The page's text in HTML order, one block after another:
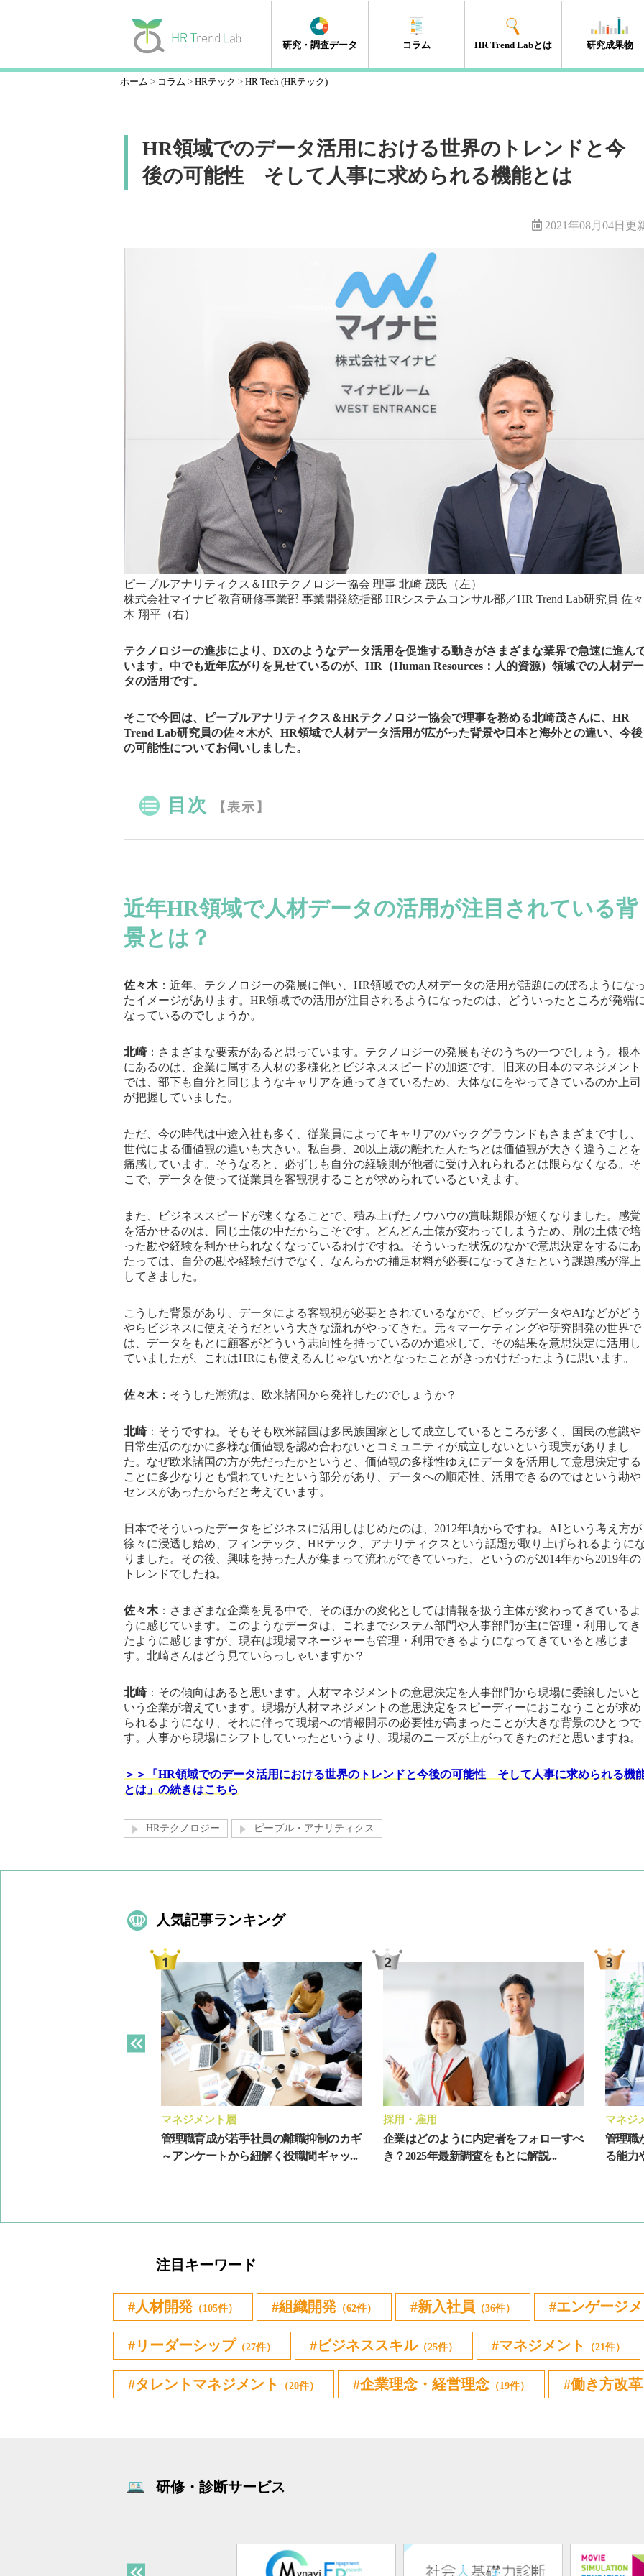
研究・調査データ コラム HR Trend Labとは 研究成果物
ホーム コラム HRテック HR Tech (HRテック)
HR領域でのデータ活用における世界のトレンドと今
後の可能性 そして人事に求められる機能とは
2021年08月04日更
ピープルアナリティクス＆HRテクノロジー協会 理事 北崎 茂氏（左）
株式会社マイナビ 教育研修事業部 事業開発統括部 HRシステムコンサル部／HR Trend Lab研究員 佐々
木 翔平（右）
テクノロジーの進歩により、DXのようなデータ活用を促進する動きがさまざまな業界で急速に進ん
います。中でも近年広がりを見せているのが、HR（Human Resources：人的資源）領域での人材デー
タの活用です。
そこで今回は、ピープルアナリティクス＆HRテクノロジー協会で理事を務める北崎茂さんに、HR
Trend Lab研究員の佐々木が、HR領域で人材データ活用が広がった背景や日本と海外との違い、今後
の可能性についてお伺いしました。
目次 【表示】
近年HR領域で人材データの活用が注目されている背
景とは？
佐々木：近年、テクノロジーの発展に伴い、HR領域での人材データの活用が話題にのぼるようにな
たイメージがあります。HR領域での活用が注目されるようになったのは、どういったところが発端
なっているのでしょうか。
北崎：さまざまな要素があると思っています。テクノロジーの発展もそのうちの一つでしょう。根本
にあるのは、企業に属する人材の多様化とビジネススピードの加速です。旧来の日本のマネジメント
では、部下も自分と同じようなキャリアを通ってきているため、大体なにをやってきているのか上司
が把握していました。
ただ、今の時代は中途入社も多く、従業員によってキャリアのバックグラウンドもさまざまですし、
世代による価値観の違いも大きい。私自身、20以上歳の離れた人たちとは価値観が大きく違うことを
痛感しています。そうなると、必ずしも自分の経験則が他者に受け入れられるとは限らなくなる。そ
こで、データを使って従業員を客観視することが求められているといえます。
また、ビジネススピードが速くなることで、積み上げたノウハウの賞味期限が短くなりました。感覚
を活かせるのは、同じ土俵の中だからこそです。どんどん土俵が変わってしまうため、別の土俵で培
った勘や経験を利かせられなくなっているわけですね。そういった状況のなかで意思決定をするにあ
たっては、自分の勘や経験だけでなく、なんらかの補足材料が必要になってきたという課題感が浮上
してきました。
こうした背景があり、データによる客観視が必要とされているなかで、ビッグデータやAIなどがどう
やらビジネスに使えそうだという大きな流れがやってきた。元々マーケティングや研究開発の世界で
は、データをもとに顧客がどういう志向性を持っているのか追求して、その結果を意思決定に活用し
ていましたが、これはHRにも使えるんじゃないかとなったことがきっかけだったように思います。
佐々木：そうした潮流は、欧米諸国から発祥したのでしょうか？
北崎：そうですね。そもそも欧米諸国は多民族国家として成立しているところが多く、国民の意識や
日常生活のなかに多様な価値観を認め合わないとコミュニティが成立しないという現実がありまし
た。なぜ欧米諸国の方が先だったかというと、価値観の多様性ゆえにデータを活用して意思決定する
ことに多少なりとも慣れていたという部分があり、データへの順応性、活用できるのではという勘や
センスがあったからだと考えています。
日本でそういったデータをビジネスに活用しはじめたのは、2012年頃からですね。AIという考え方が
徐々に浸透し始め、フィンテック、HRテック、アナリティクスという話題が取り上げられるように
りました。その後、興味を持った人が集まって流れができていった、というのが2014年から2019年の
トレンドでしたね。
佐々木：さまざまな企業を見る中で、そのほかの変化としては情報を扱う主体が変わってきているよ
うに感じています。このようなデータは、これまでシステム部門や人事部門が主に管理・利用してき
たように感じますが、現在は現場マネージャーも管理・利用できるようになってきていると感じま
す。北崎さんはどう見ていらっしゃいますか？
北崎：その傾向はあると思います。人材マネジメントの意思決定を人事部門から現場に委譲したいと
いう企業が増えています。現場が人材マネジメントの意思決定をスピーディーにおこなうことが求め
られるようになり、それに伴って現場への情報開示の必要性が高まったことが大きな背景のひとつで
す。人事から現場にシフトしていったというより、現場のニーズが上がってきたのだと思いますね。
＞＞「HR領域でのデータ活用における世界のトレンドと今後の可能性 そして人事に求められる機
とは」の続きはこちら
HRテクノロジー ピープル・アナリティクス
人気記事ランキング
マネジメント層
管理職育成が若手社員の離職抑制のカギ
～アンケートから紐解く役職間ギャッ...
採用・雇用
企業はどのように内定者をフォローすべ
き？2025年最新調査をもとに解説...
マネジ
管理職
る能力
注目キーワード
人材開発（105件） 組織開発（62件） 新入社員 （36件） エンゲージ
リーダーシップ （27件） ビジネススキル（25件） マネジメント （21件）
タレントマネジメント （20件） 企業理念・経営理念（19件） 働き方改革
研修・診断サービス